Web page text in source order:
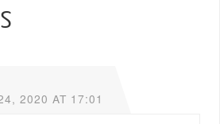
2020 AT 17:01